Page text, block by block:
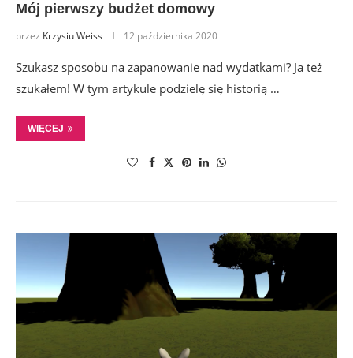
Mój pierwszy budżet domowy
przez Krzysiu Weiss 12 października 2020
Szukasz sposobu na zapanowanie nad wydatkami? Ja też
szukałem! W tym artykule podzielę się historią …
WIĘCEJ